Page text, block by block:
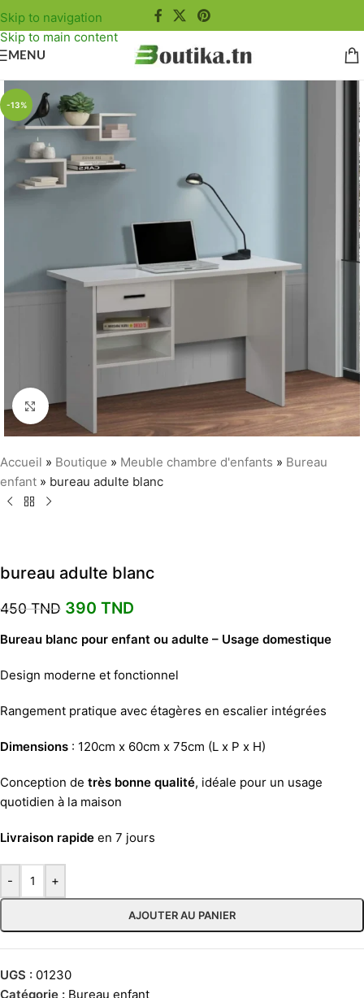
Skip to navigation
Skip to main content
MENU
-13%
Agrandir
Accueil » Boutique » Meuble chambre d'enfants » Bureau
enfant » bureau adulte blanc
bureau adulte blanc
450TND 390 TND
Bureau blanc pour enfant ou adulte – Usage domestique
Design moderne et fonctionnel
Rangement pratique avec étagères en escalier intégrées
Dimensions : 120cm x 60cm x 75cm (L x P x H)
Conception de très bonne qualité, idéale pour un usage
quotidien à la maison
Livraison rapide en 7 jours
- +
AJOUTER AU PANIER
UGS : 01230
Catégorie : Bureau enfant